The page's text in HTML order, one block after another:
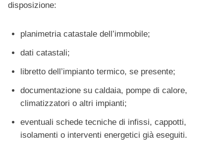
disposizione:
planimetria catastale dell’immobile;
dati catastali;
libretto dell’impianto termico, se presente;
documentazione su caldaia, pompe di calore,
climatizzatori o altri impianti;
eventuali schede tecniche di infissi, cappotti,
isolamenti o interventi energetici già eseguiti.